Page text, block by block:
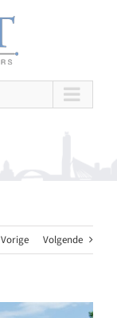
Vorige Volgende